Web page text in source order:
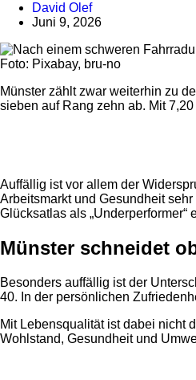
David Olef
Juni 9, 2026
Foto: Pixabay, bru-no
Münster zählt zwar weiterhin zu
sieben auf Rang zehn ab. Mit
Auffällig ist vor allem der
Arbeitsmarkt und Gesundheit
Glücksatlas als „Underperformer“
Münster schneidet
Besonders auffällig ist der
40. In der persönlichen
Mit Lebensqualität ist dabei nicht
Wohlstand, Gesundheit und